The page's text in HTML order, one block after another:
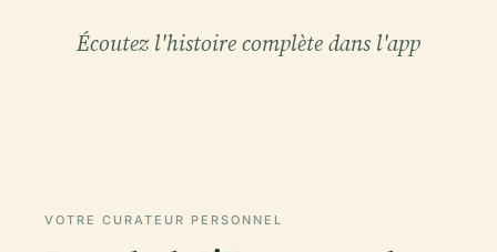
Écoutez l'histoire complète dans l'app
VOTRE CURATEUR PERSONNEL